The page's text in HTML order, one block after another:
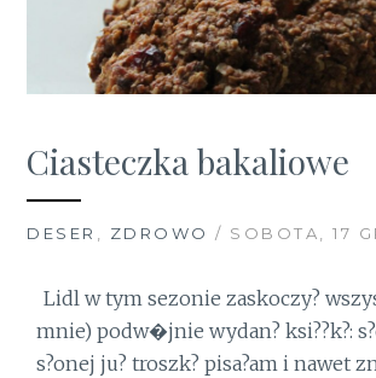
Ciasteczka bakaliowe
DESER , ZDROWO / SOBOTA, 17
Lidl w tym sezonie zaskoczy?
mnie) podw�jnie wydan? ksi??k?:
s?onej ju? troszk? pisa?am i nawet